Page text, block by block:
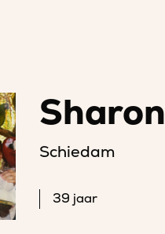
Sharon
Schiedam
39 jaar